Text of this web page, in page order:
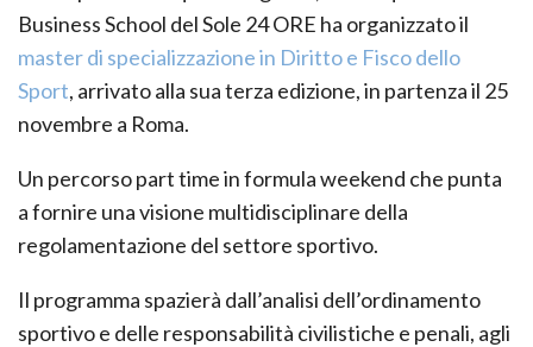
Business School del Sole 24 ORE ha organizzato il
master di specializzazione in Diritto e Fisco dello
Sport, arrivato alla sua terza edizione, in partenza il 25
novembre a Roma.
Un percorso part time in formula weekend che punta
a fornire una visione multidisciplinare della
regolamentazione del settore sportivo.
Il programma spazierà dall’analisi dell’ordinamento
sportivo e delle responsabilità civilistiche e penali, agli